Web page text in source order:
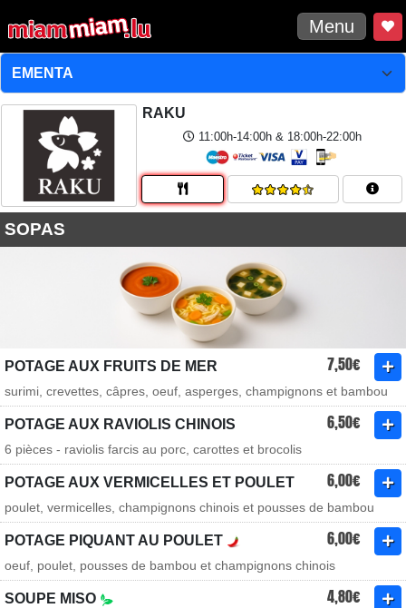
Menu
RAKU
11:00h-14:00h & 18:00h-22:00h
SOPAS
POTAGE AUX FRUITS DE MER 7,50€
surimi, crevettes, câpres, oeuf, asperges, champignons et bambou
POTAGE AUX RAVIOLIS CHINOIS 6,50€
6 pièces - raviolis farcis au porc, carottes et brocolis
POTAGE AUX VERMICELLES ET POULET 6,00€
poulet, vermicelles, champignons chinois et pousses de bambou
POTAGE PIQUANT AU POULET 6,00€
oeuf, poulet, pousses de bambou et champignons chinois
SOUPE MISO 4,80€